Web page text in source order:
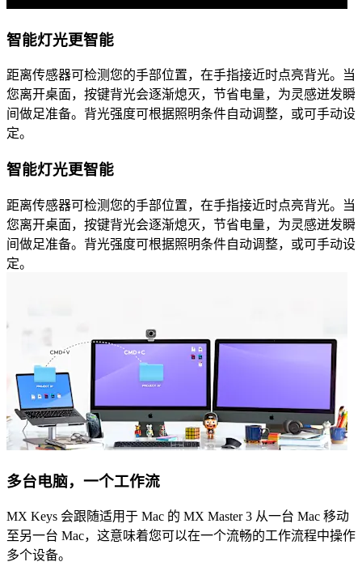
智能灯光更智能
距离传感器可检测您的手部位置，在手指接近时点亮背光。当
您离开桌面，按键背光会逐渐熄灭，节省电量，为灵感迸发瞬
间做足准备。背光强度可根据照明条件自动调整，或可手动设
定。
智能灯光更智能
距离传感器可检测您的手部位置，在手指接近时点亮背光。当
您离开桌面，按键背光会逐渐熄灭，节省电量，为灵感迸发瞬
间做足准备。背光强度可根据照明条件自动调整，或可手动设
定。
多台电脑，一个工作流
MX Keys 会跟随适用于 Mac 的 MX Master 3 从一台 Mac 移动
至另一台 Mac，这意味着您可以在一个流畅的工作流程中操作
多个设备。